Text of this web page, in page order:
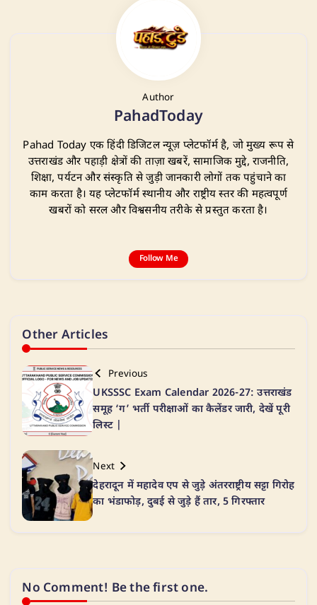
Author
PahadToday
Pahad Today एक हिंदी डिजिटल न्यूज़ प्लेटफॉर्म है, जो मुख्य रूप से
उत्तराखंड और पहाड़ी क्षेत्रों की ताज़ा खबरें, सामाजिक मुद्दे, राजनीति,
शिक्षा, पर्यटन और संस्कृति से जुड़ी जानकारी लोगों तक पहुंचाने का
काम करता है। यह प्लेटफॉर्म स्थानीय और राष्ट्रीय स्तर की महत्वपूर्ण
खबरों को सरल और विश्वसनीय तरीके से प्रस्तुत करता है।
Follow Me
Other Articles
Previous
UKSSSC Exam Calendar 2026-27: उत्तराखंड
समूह ‘ग’ भर्ती परीक्षाओं का कैलेंडर जारी, देखें पूरी
लिस्ट |
Next
देहरादून में महादेव एप से जुड़े अंतरराष्ट्रीय सट्टा गिरोह
का भंडाफोड़, दुबई से जुड़े हैं तार, 5 गिरफ्तार
No Comment! Be the first one.